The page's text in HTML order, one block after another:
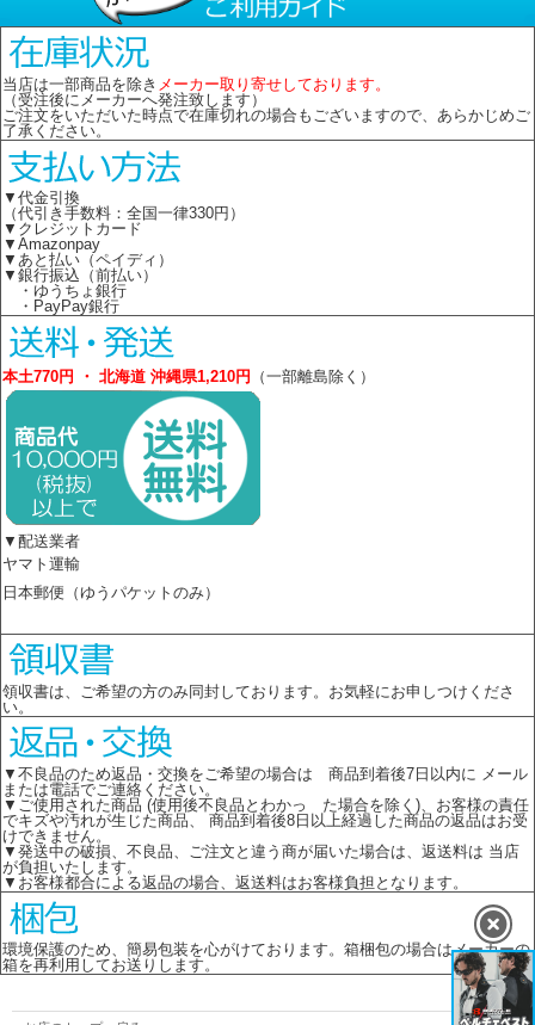
当店は一部商品を除き メーカー取り寄せしております。
（受注後にメーカーへ発注致します）
ご注文をいただいた時点で在庫切れの場合もございますので、あらかじめご
了承ください。
▼代金引換
（代引き手数料：全国一律330円）
▼クレジットカード
▼Amazonpay
▼あと払い（ペイディ）
▼銀行振込（前払い）
・ゆうちょ銀行
・PayPay銀行
本土770円 ・ 北海道 沖縄県1,210円 （一部離島除く）
▼配送業者
ヤマト運輸
日本郵便（ゆうパケットのみ）
領収書は、ご希望の方のみ同封しております。お気軽にお申しつけくださ
い。
▼不良品のため返品・交換をご希望の場合は 商品到着後7日以内に メール
または電話でご連絡ください。
▼ご使用された商品 (使用後不良品とわかっ た場合を除く)、お客様の責任
でキズや汚れが生じた商品、 商品到着後8日以上経過した商品の返品はお受
けできません。
▼発送中の破損、不良品、ご注文と違う商が届いた場合は、返送料は 当店
が負担いたします。
▼お客様都合による返品の場合、返送料はお客様負担となります。
環境保護のため、簡易包装を心がけております。箱梱包の場合はメーカーの
箱を再利用してお送りします。